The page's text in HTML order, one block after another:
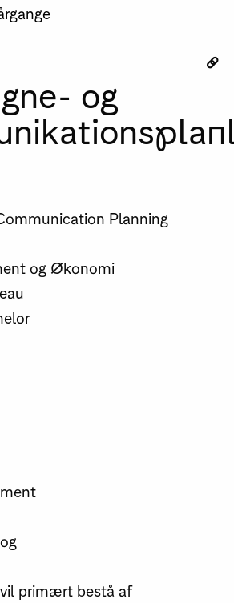
og
Planning
og Økonomi
primært bestå af